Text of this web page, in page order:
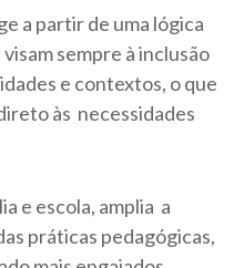
a partir de uma lógica
sempre à inclusão
e contextos, o que
às necessidades
e escola, amplia a
práticas pedagógicas,